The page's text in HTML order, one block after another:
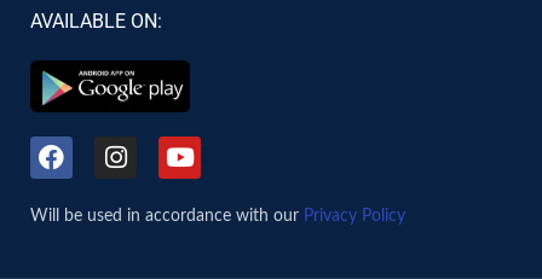
AVAILABLE ON:
Will be used in accordance with our Privacy Policy